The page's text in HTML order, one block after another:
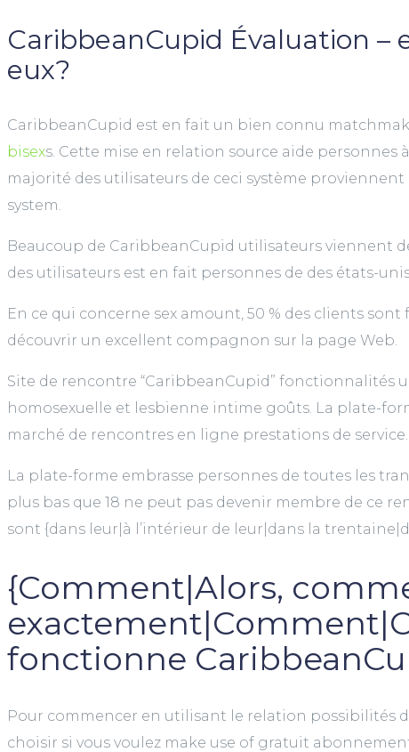
CaribbeanCupid Évaluation –
eux?
CaribbeanCupid est en fait un bien connu
bisexs. Cette mise en relation source aide
majorité des utilisateurs de ceci système
system.
Beaucoup de CaribbeanCupid utilisateurs viennent
des utilisateurs est en fait personnes de des états-
En ce qui concerne sex amount, 50 % des clients
découvrir un excellent compagnon sur la page Web.
Site de rencontre “CaribbeanCupid” fonctionnalités
homosexuelle et lesbienne intime goûts. La plate-
marché de rencontres en ligne prestations de
La plate-forme embrasse personnes de toutes les
plus bas que 18 ne peut pas devenir membre de ce
sont {dans leur|à l’intérieur de leur|dans la
{Comment|Alors,
fonctionne
Pour commencer en utilisant le relation possibilités
choisir si vous voulez make use of gratuit